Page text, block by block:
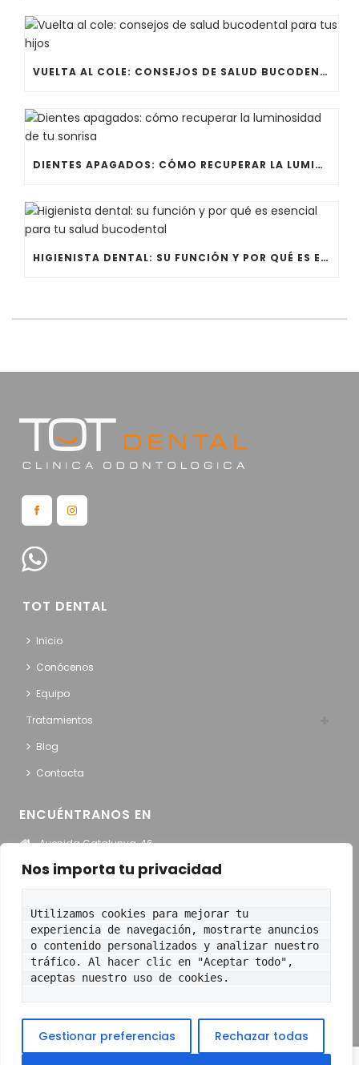
Nos importa tu privacidad
Utilizamos cookies para mejorar tu
experiencia de navegación, mostrarte anuncios
o contenido personalizados y analizar nuestro
tráfico. Al hacer clic en "Aceptar todo",
aceptas nuestro uso de cookies.
Gestionar preferencias Rechazar todas
VUELTA AL COLE: CONSEJOS DE SALUD BUCODENTAL PARA TUS HIJOS
DIENTES APAGADOS: CÓMO RECUPERAR LA LUMINOSIDAD DE TU SONRISA
HIGIENISTA DENTAL: SU FUNCIÓN Y POR QUÉ ES ESENCIAL PARA TU SALUD BUCODENTAL
TOT DENTAL
Inicio
Conócenos
Equipo
Tratamientos
Blog
Contacta
ENCUÉNTRANOS EN
Avenida Catalunya, 46
HORARIO
Lunes – Jueves: 9:00 a 13:30 y de 15:00 a 20:00
Viernes: 9:00 a 13:30 y de 15:00 a 19:00
reservados